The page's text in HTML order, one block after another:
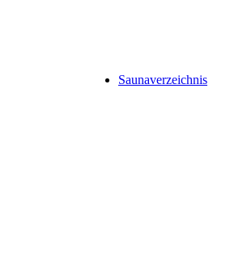
Saunaverzeichnis